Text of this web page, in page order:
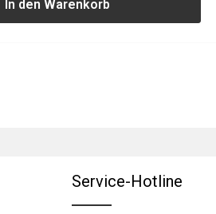
In den Warenkorb
Service-Hotline